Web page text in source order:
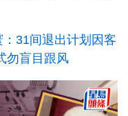
31间退出计划因客
勿盲目跟风